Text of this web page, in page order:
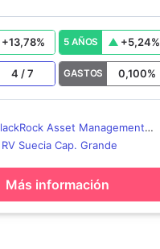
+13,78% 5 AÑOS +5,24%
4 /7 GASTOS 0,100%
Asset Management
RV Suecia Cap. Grande
Más información